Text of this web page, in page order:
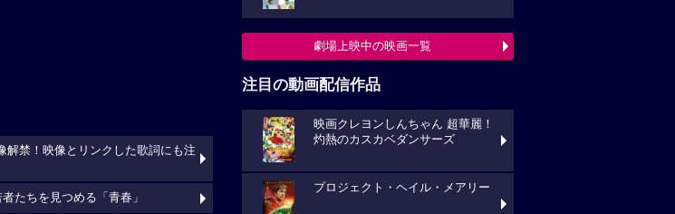
解禁！映像とリンクした歌詞にも注
たちを見つめる「青春」
劇場上映中の映画一覧
注目の動画配信作品
映画クレヨンしんちゃん 超華麗！
灼熱のカスカベダンサーズ
プロジェクト・ヘイル・メアリー